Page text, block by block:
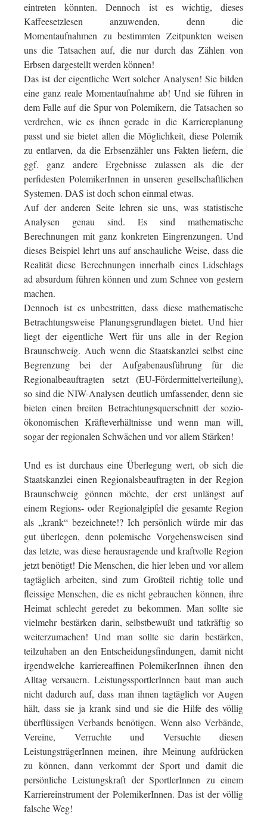
eintreten könnten. Dennoch ist es wichtig, dieses
Kaffeesetzlesen anzuwenden, denn die
Momentaufnahmen zu bestimmten Zeitpunkten weisen
uns die Tatsachen auf, die nur durch das Zählen von
Erbsen dargestellt werden können!
Das ist der eigentliche Wert solcher Analysen! Sie bilden
eine ganz reale Momentaufnahme ab! Und sie führen in
dem Falle auf die Spur von Polemikern, die Tatsachen so
verdrehen, wie es ihnen gerade in die Karriereplanung
passt und sie bietet allen die Möglichkeit, diese Polemik
zu entlarven, da die Erbsenzähler uns Fakten liefern, die
ggf. ganz andere Ergebnisse zulassen als die der
perfidesten PolemikerInnen in unseren gesellschaftlichen
Systemen. DAS ist doch schon einmal etwas.
Auf der anderen Seite lehren sie uns, was statistische
Analysen genau sind. Es sind mathematische
Berechnungen mit ganz konkreten Eingrenzungen. Und
dieses Beispiel lehrt uns auf anschauliche Weise, dass die
Realität diese Berechnungen innerhalb eines Lidschlags
ad absurdum führen können und zum Schnee von gestern
machen.
Dennoch ist es unbestritten, dass diese mathematische
Betrachtungsweise Planungsgrundlagen bietet. Und hier
liegt der eigentliche Wert für uns alle in der Region
Braunschweig. Auch wenn die Staatskanzlei selbst eine
Begrenzung bei der Aufgabenausführung für die
Regionalbeauftragten setzt (EU-Fördermittelverteilung),
so sind die NIW-Analysen deutlich umfassender, denn sie
bieten einen breiten Betrachtungsquerschnitt der sozio-
ökonomischen Kräfteverhältnisse und wenn man will,
sogar der regionalen Schwächen und vor allem Stärken!
Und es ist durchaus eine Überlegung wert, ob sich die
Staatskanzlei einen Regionalsbeauftragten in der Region
Braunschweig gönnen möchte, der erst unlängst auf
einem Regions- oder Regionalgipfel die gesamte Region
als „krank“ bezeichnete!? Ich persönlich würde mir das
gut überlegen, denn polemische Vorgehensweisen sind
das letzte, was diese herausragende und kraftvolle Region
jetzt benötigt! Die Menschen, die hier leben und vor allem
tagtäglich arbeiten, sind zum Großteil richtig tolle und
fleissige Menschen, die es nicht gebrauchen können, ihre
Heimat schlecht geredet zu bekommen. Man sollte sie
vielmehr bestärken darin, selbstbewußt und tatkräftig so
weiterzumachen! Und man sollte sie darin bestärken,
teilzuhaben an den Entscheidungsfindungen, damit nicht
irgendwelche karriereaffinen PolemikerInnen ihnen den
Alltag versauern. LeistungssportlerInnen baut man auch
nicht dadurch auf, dass man ihnen tagtäglich vor Augen
hält, dass sie ja krank sind und sie die Hilfe des völlig
überflüssigen Verbands benötigen. Wenn also Verbände,
Vereine, Verruchte und Versuchte diesen
LeistungsträgerInnen meinen, ihre Meinung aufdrücken
zu können, dann verkommt der Sport und damit die
persönliche Leistungskraft der SportlerInnen zu einem
Karriereinstrument der PolemikerInnen. Das ist der völlig
falsche Weg!